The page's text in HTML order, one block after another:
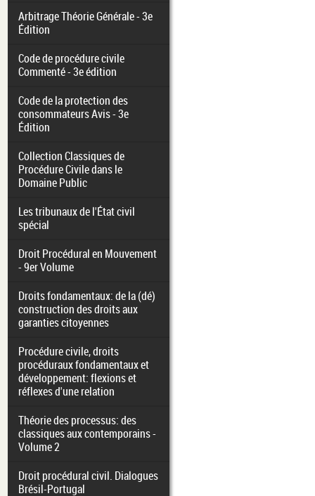
Arbitrage Théorie Générale - 3e
Édition
Code de procédure civile
Commenté - 3e édition
Code de la protection des
consommateurs Avis - 3e
Édition
Collection Classiques de
Procédure Civile dans le
Domaine Public
Les tribunaux de l'État civil
spécial
Droit Procédural en Mouvement
- 9er Volume
Droits fondamentaux: de la (dé)
construction des droits aux
garanties citoyennes
Procédure civile, droits
procéduraux fondamentaux et
développement: flexions et
réflexes d'une relation
Théorie des processus: des
classiques aux contemporains -
Volume 2
Droit procédural civil. Dialogues
Brésil-Portugal